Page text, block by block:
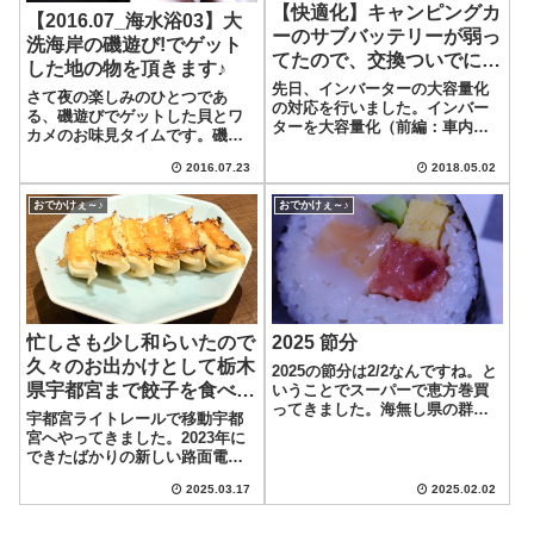
【2016.07_海水浴03】大
洗海岸の磯遊び!でゲット
した地の物を頂きます♪
さて夜の楽しみのひとつであ
る、磯遊びでゲットした貝とワ
カメのお味見タイムです。磯の
でが良い。ワカメはイマイチ…
って言ってました。とは聞いた
ものの、何となく味噌汁を飲み
たい気分!!なので、塩ゆでではな
く、味噌汁の具...
2016.07.23
【快適化】キャンピングカ
ーのサブバッテリーが弱っ
てたので、交換ついでにシ
ングルからダブルにボリュ
ームアップ！
先日、インバーターの大容量化
の対応を行いました。インバー
ターを大容量化（前編：車内設
編：ケーブル・火入れ式）何と
なく、うまく出来たかなぁと自
己満足しておりました。普通に
テレビが見れますし、サーキュ
レーターも快適...
2018.05.02
おでかけぇ～♪
忙しさも少し和らいたので
久々のお出かけとして栃木
県宇都宮まで餃子を食べに
行きました
宇都宮ライトレールで移動宇都
宮へやってきました。2023年に
できたばかりの新しい路面電車
ト乗ってみましたよ。乗り心地
2025.03.17
おでかけぇ～♪
2025 節分
2025の節分は2/2なんですね。と
いうことでスーパーで恵方巻買
ってきました。海無し県の群馬
ット奮発して、中トロや天然本
マグロなどが入った３本セット
2025.02.02